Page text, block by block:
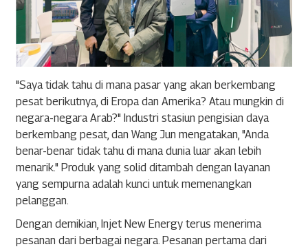
"Saya tidak tahu di mana pasar yang akan berkembang
pesat berikutnya, di Eropa dan Amerika? Atau mungkin di
negara-negara Arab?" Industri stasiun pengisian daya
berkembang pesat, dan Wang Jun mengatakan, "Anda
benar-benar tidak tahu di mana dunia luar akan lebih
menarik." Produk yang solid ditambah dengan layanan
yang sempurna adalah kunci untuk memenangkan
pelanggan.
Dengan demikian, Injet New Energy terus menerima
pesanan dari berbagai negara. Pesanan pertama dari